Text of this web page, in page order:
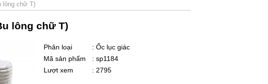
lông chữ T)
lông chữ T)
Phân loại
: Ốc lục giác
Mã sản phẩm
: sp1184
Lượt xem
: 2795